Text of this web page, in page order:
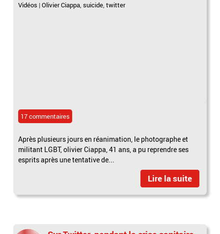
Vidéos |Olivier Ciappa,suicide,twitter
17 commentaires
Après plusieurs jours en réanimation, le photographe et
militant LGBT, olivier Ciappa, 41 ans, a pu reprendre ses
esprits après une tentative de...
Lire la suite